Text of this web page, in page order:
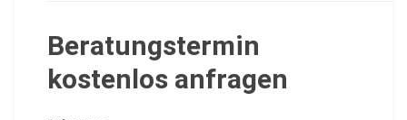
Beratungstermin
kostenlos anfragen